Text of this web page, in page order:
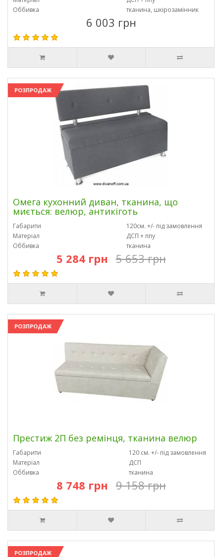
Оббивка
тканина, шкірозамінник
6 003 грн
РОЗПРОДАЖ
Омега кухонний диван, тканина, що
миється: велюр, антикіготь
Габарити
120см. +/- під замовлення
Матеріал
ДСП + ппу
Оббивка
тканина
5 284 грн 5 653 грн
РОЗПРОДАЖ
Престиж 2П без ремінця, тканина велюр
Габарити
120 см. +/- під замовлення
Матеріал
ДСП
Оббивка
тканина
8 748 грн 9 158 грн
РОЗПРОДАЖ